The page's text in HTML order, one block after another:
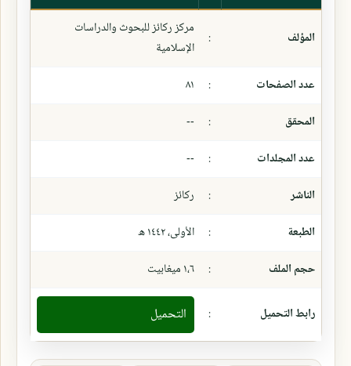
المؤلف :
مركز ركائز للبحوث والدراسات
الإسلامية
عدد الصفحات
:
٨١
المحقق
:
--
عدد المجلدات
:
--
الناشر
:
ركائز
الطبعة
:
الأولى، ١٤٤٢ ھ
حجم الملف
: ١،٦ ميغابيت
رابط التحميل : التحميل